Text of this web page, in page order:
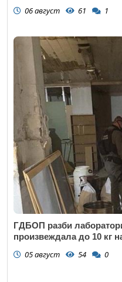
06 август 61 1
ГДБОП разби
произвеждала до 10 кг
05 август 54 0